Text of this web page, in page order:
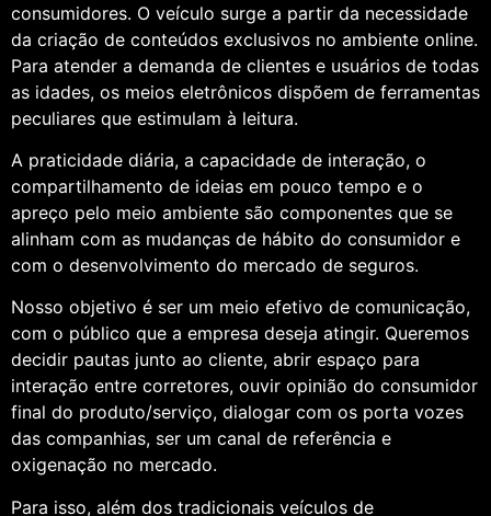
consumidores. O veículo surge a partir da necessidade
da criação de conteúdos exclusivos no ambiente online.
Para atender a demanda de clientes e usuários de todas
as idades, os meios eletrônicos dispõem de ferramentas
peculiares que estimulam à leitura.
A praticidade diária, a capacidade de interação, o
compartilhamento de ideias em pouco tempo e o
apreço pelo meio ambiente são componentes que se
alinham com as mudanças de hábito do consumidor e
com o desenvolvimento do mercado de seguros.
Nosso objetivo é ser um meio efetivo de comunicação,
com o público que a empresa deseja atingir. Queremos
decidir pautas junto ao cliente, abrir espaço para
interação entre corretores, ouvir opinião do consumidor
final do produto/serviço, dialogar com os porta vozes
das companhias, ser um canal de referência e
oxigenação no mercado.
Para isso, além dos tradicionais veículos de